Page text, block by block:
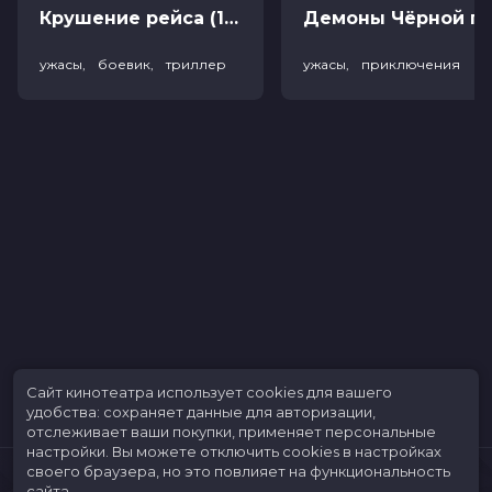
Крушение рейса (18+)
ужасы, боевик, триллер ужасы, приключения
Сайт кинотеатра использует cookies для вашего
удобства: сохраняет данные для авторизации,
отслеживает ваши покупки, применяет персональные
настройки. Вы можете отключить cookies в настройках
своего браузера, но это повлияет на функциональность